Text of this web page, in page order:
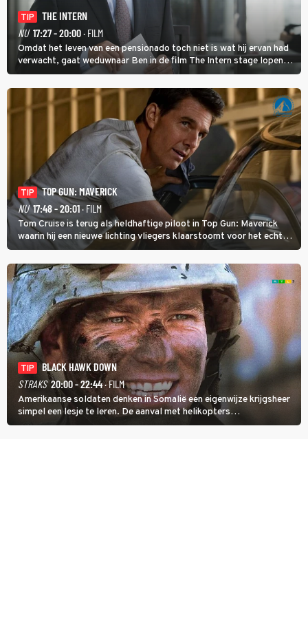
TIP
THE INTERN
NU 17:27 - 20:00· FILM
Omdat het leven van een pensionado toch niet is wat hij ervan had
verwacht, gaat weduwnaar Ben in de film The Intern stage lopen
bij de hippe webwinkel van Jules, wat een gouden zet blijkt te zijn.
TIP
TOP GUN: MAVERICK
NU 17:48 - 20:01· FILM
Tom Cruise is terug als heldhaftige piloot in Top Gun: Maverick
waarin hij een nieuwe lichting vliegers klaarstoomt voor het echte
werk.
TIP
BLACK HAWK DOWN
STRAKS 20:00 - 22:44· FILM
Amerikaanse soldaten denken in Somalië een eigenwijze krijgsheer
simpel een lesje te leren. De aanval met helikopters
verloopt in Black Hawk down dramatisch.